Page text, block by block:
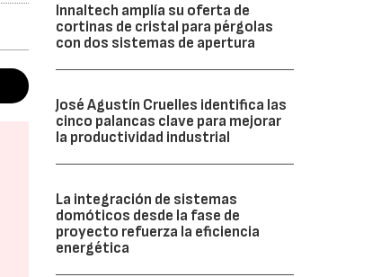
Innaltech amplía su oferta de
cortinas de cristal para pérgolas
con dos sistemas de apertura
José Agustín Cruelles identifica las
cinco palancas clave para mejorar
la productividad industrial
La integración de sistemas
domóticos desde la fase de
proyecto refuerza la eficiencia
energética